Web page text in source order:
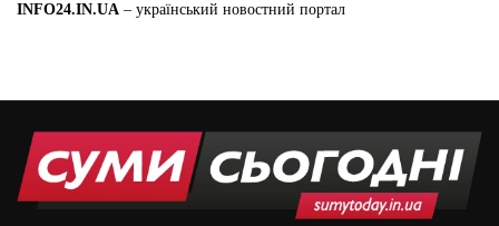
INFO24.IN.UA – український новостний портал